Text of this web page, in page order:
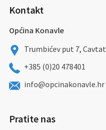
Kontakt
Općina Konavle
Trumbićev put 7, Cavtat
+385 (0)20 478401
info@opcinakonavle.hr
Pratite nas